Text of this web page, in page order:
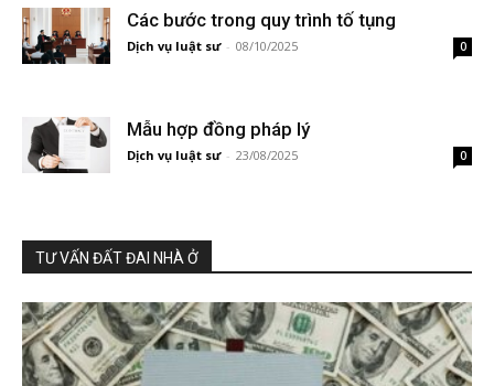
Các bước trong quy trình tố tụng
Dịch vụ luật sư - 08/10/2025 0
Mẫu hợp đồng pháp lý
Dịch vụ luật sư - 23/08/2025 0
TƯ VẤN ĐẤT ĐAI NHÀ Ở